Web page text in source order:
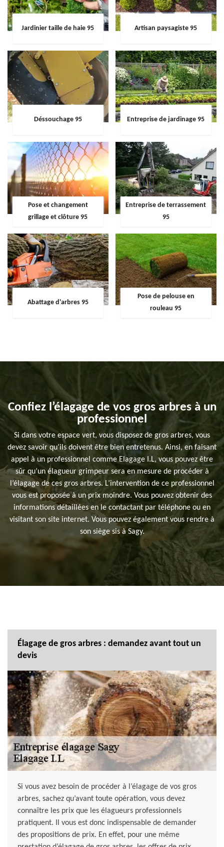
Jardinier taille de haie 95 Artisan paysagiste 95
Déssouchage 95 Entreprise de jardinage 95
Pose et changement
grillage et clôture 95
Entreprise de terrassement
95
Abattage d'arbres 95
Pose de pelouse en
rouleau 95
Confiez l’élagage de vos gros arbres à un
professionnel
Si dans votre espace vert, vous disposez de gros arbres, vous
devez savoir qu’ils doivent être bien entretenus. Ainsi, en faisant
appel à un professionnel comme Elagage I.L, vous pouvez être
sûr qu’un élagueur grimpeur sera en mesure de procéder à
l’élagage de ces gros arbres. L’intervention de ce professionnel
vous est proposée à un prix moindre. Vous pouvez obtenir des
informations détaillées en le contactant par téléphone ou en
visitant son site internet. Vous pouvez également vous rendre à
son siège sis à Sagy.
Élagage de gros arbres : demandez avant tout un
devis
Si vous avez besoin de procéder à l’élagage de vos gros
arbres, sachez qu’avant toute opération, vous devez
connaître les prix que les élagueurs professionnels
pratiquent. Il vous est donc indispensable de demander
des propositions de prix. En effet, pour une même